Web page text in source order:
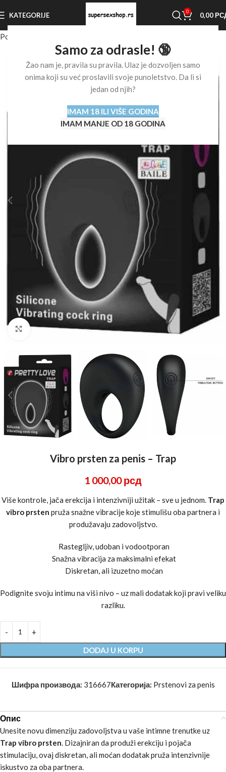
Samo za odrasle! 🔞
Žao nam je, pravila su pravila. Ulaz je dozvoljen samo
onima koji su već proslavili svoje punoletstvo. Da li si
jedan od njih?
IMAM 18 ILI VIŠE GODINA
IMAM MANJE OD 18 GODINA
KATEGORIJE 0 0,00
Početna stranica
Click to enlarge
Vibro prsten za penis – Trap
1 000,00рсд
Više kontrole, jača erekcija i intenzivniji užitak – sve u jednom. Trap
vibro prsten pruža snažne vibracije koje stimulišu oba partnera i
produžavaju zadovoljstvo.
Rastegljiv, udoban i vodootporan
Snažna vibracija za maksimalni efekat
Diskretan, ali izuzetno moćan
Podignite svoju intimu na viši nivo – uz mali dodatak koji pravi veliku
razliku.
DODAJ U KORPU
Шифра производа: 316667Категорија: Prstenovi za penis
Опис
Unesite novu dimenziju zadovoljstva u vaše intimne trenutke uz
Trap vibro prsten. Dizajniran da produži erekciju i pojača
stimulaciju, ovaj diskretan, ali moćan dodatak pruža intenzivnije
iskustvo za oba partnera.